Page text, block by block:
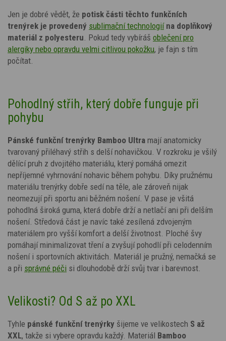
Jen je dobré vědět, že potisk části těchto funkčních
trenýrek je provedený sublimační technologiína doplňkový
materiál z polyesteru . Pokud tedy vybíráš oblečení pro
alergiky nebo opravdu velmi citlivou pokožku, je fajn s tím
počítat.
Pohodlný střih, který dobře funguje při
pohybu
Pánské funkční trenýrky Bamboo Ultra mají anatomicky
tvarovaný přiléhavý střih s delší nohavičkou. V rozkroku je všilý
dělící pruh z dvojitého materiálu, který pomáhá omezit
nepříjemné vyhrnování nohavic během pohybu. Díky pružnému
materiálu trenýrky dobře sedí na těle, ale zároveň nijak
neomezují při sportu ani běžném nošení. V pase je všitá
pohodlná široká guma, která dobře drží a netlačí ani při delším
nošení. Středová část je navíc také zesílená zdvojeným
materiálem pro vyšší komfort a delší životnost. Ploché švy
pomáhají minimalizovat tření a zvyšují pohodlí při celodenním
nošení i sportovních aktivitách. Materiál je pružný, nemačká se
a při správné péči si dlouhodobě drží svůj tvar i barevnost.
Velikosti? Od S až po XXL
Tyhle pánské funkční trenýrky šijeme ve velikostech S až
XXL, takže si vybere opravdu každý. Materiál Bamboo